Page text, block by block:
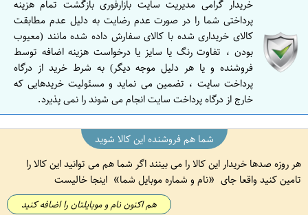
ا
ص
ف
ه
ا
ن
خریدار گرامی مدیریت سایت بازارفوری بازگشت تمام هزینه
پرداختی شما را در صورت عدم رضایت به دلیل عدم مطابقت
کالای خریداری شده با کالای سفارش داده شده مانند (معیوب
بودن ، تفاوت رنگ یا سایز یا درخواست هزینه اضافه توسط
فروشنده و یا هر دلیل موجه دیگر) به شرط خرید از درگاه
پرداخت سایت ، تضمین می نماید و مسئولیت خریدهایی که
خارج از درگاه پرداخت سایت انجام می شوند را نمی پذیرد.
شما هم فروشنده این کالا شوید
هر روزه صدها خریدار این کالا را می بینند اگر شما هم می توانید این کالا را
تامین کنید واقعا جای
نام و شماره موبایل شما اینجا خالیست
هم اکنون نام و موبایلتان را اضافه کنید